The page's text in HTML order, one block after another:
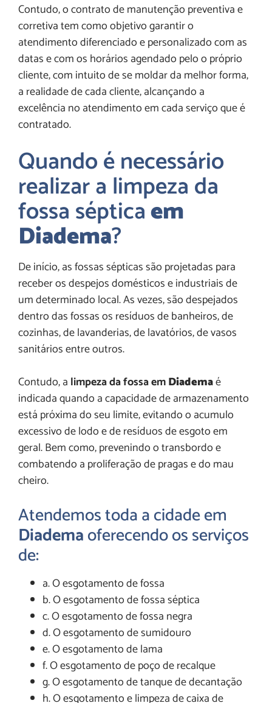
Contudo, o contrato de manutenção preventiva e
corretiva tem como objetivo garantir o
atendimento diferenciado e personalizado com as
datas e com os horários agendado pelo o próprio
cliente, com intuito de se moldar da melhor forma,
a realidade de cada cliente, alcançando a
excelência no atendimento em cada serviço que é
contratado.
Quando é necessário
realizar a limpeza da
fossa sépticaem
Diadema?
De início, as fossas sépticas são projetadas para
receber os despejos domésticos e industriais de
um determinado local. As vezes, são despejados
dentro das fossas os resíduos de banheiros, de
cozinhas, de lavanderias, de lavatórios, de vasos
sanitários entre outros.
Contudo, a limpeza da fossa emDiademaé
indicada quando a capacidade de armazenamento
está próxima do seu limite, evitando o acumulo
excessivo de lodo e de resíduos de esgoto em
geral. Bem como, prevenindo o transbordo e
combatendo a proliferação de pragas e do mau
cheiro.
Atendemos toda a cidade em
Diademaoferecendo os serviços
de:
a. O esgotamento de fossa
b. O esgotamento de fossa séptica
c. O esgotamento de fossa negra
d. O esgotamento de sumidouro
e. O esgotamento de lama
f. O esgotamento de poço de recalque
g. O esgotamento de tanque de decantação
h. O esgotamento e limpeza de caixa de